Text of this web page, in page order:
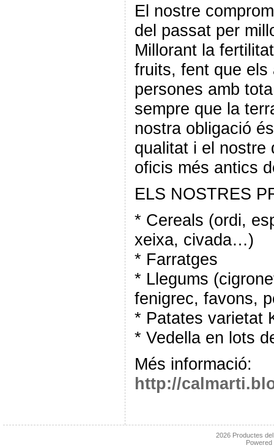
El nostre
del passat per
Millorant la
fruits, fent que els
persones amb
sempre que la
nostra obligació
qualitat i el nostre
oficis més antics
ELS NOSTRES
* Cereals (ordi,
xeixa, civada…)
* Farratges
* Llegums
fenigrec, favons,
* Patates varietat
* Vedella en lots
Més informació:
http://
2026 Productes